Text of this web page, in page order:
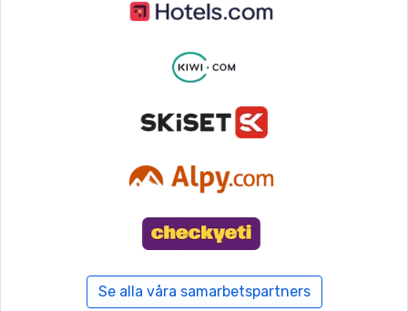
Se alla våra samarbetspartners